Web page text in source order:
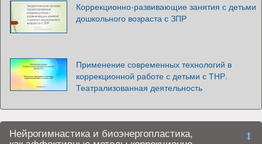
Коррекционно-развивающие занятия с детьми
дошкольного возраста с ЗПР
Применение современных технологий в
коррекционной работе с детьми с ТНР.
Театрализованная деятельность
Нейрогимнастика и биоэнергопластика,